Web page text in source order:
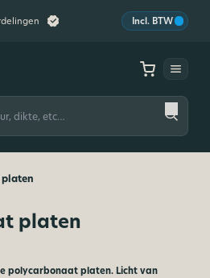
Incl. BTW
platen
polycarbonaat platen. Licht van